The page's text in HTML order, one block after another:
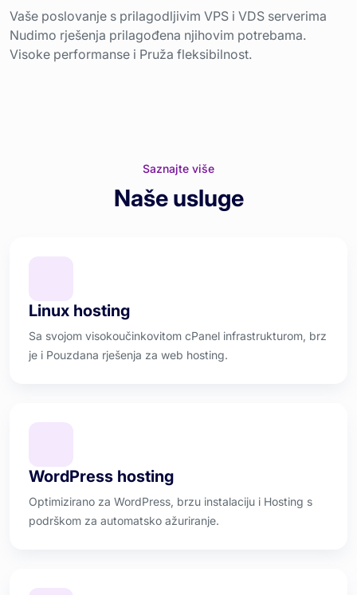
Vaše poslovanje s prilagodljivim VPS i VDS serverima
Nudimo rješenja prilagođena njihovim potrebama.
Visoke performanse i Pruža fleksibilnost.
Saznajte više
Naše usluge
Linux hosting
Sa svojom visokoučinkovitom cPanel infrastrukturom, brz
je i Pouzdana rješenja za web hosting.
WordPress hosting
Optimizirano za WordPress, brzu instalaciju i Hosting s
podrškom za automatsko ažuriranje.